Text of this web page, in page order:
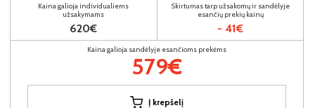
Kaina galioja individualiems
užsakymams
620€
Skirtumas tarp užsakomų ir sandėlyje
esančių prekių kainų
- 41€
Kaina galioja sandėlyje esančioms prekėms
579€
Į krepšelį